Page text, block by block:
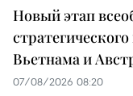
Новый этап
Вьетнама и
07/08/2026 08:20